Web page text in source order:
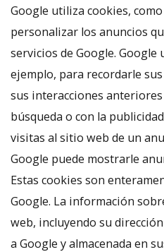
Google utiliza cookies,
personalizar los anuncios
servicios de Google.
ejemplo, para recordarle
sus interacciones
búsqueda o con la
visitas al sitio web de un
Google puede mostrarle
Estas cookies son
Google. La información
web, incluyendo su
a Google y almacenada en